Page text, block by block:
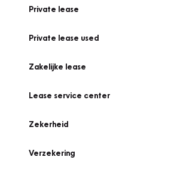
Private lease
Private lease used
Zakelijke lease
Lease service center
Zekerheid
Verzekering